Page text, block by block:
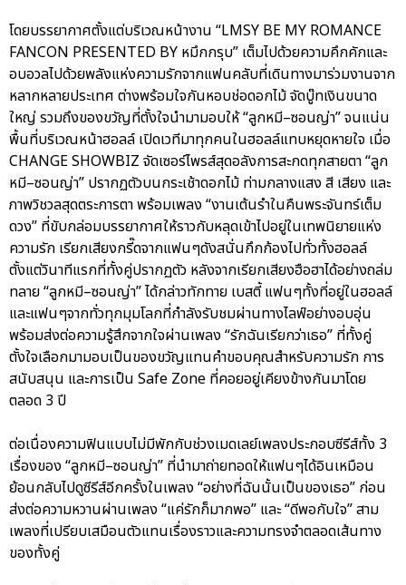
โดยบรรยากาศตั้งแต่บริเวณหน้างาน “LMSY BE MY ROMANCE
FANCON PRESENTED BY หมึกกรุบ” เต็มไปด้วยความคึกคักและ
อบอวลไปด้วยพลังแห่งความรักจากแฟนคลับที่เดินทางมาร่วมงานจาก
หลากหลายประเทศ ต่างพร้อมใจกันหอบช่อดอกไม้ จัดบู๊ทเงินขนาด
ใหญ่ รวมถึงของขวัญที่ตั้งใจนำมามอบให้ “ลูกหมี–ซอนญ่า” จนแน่น
พื้นที่บริเวณหน้าฮอลล์ เปิดเวทีมาทุกคนในฮอลล์แทบหยุดหายใจ เมื่อ
CHANGE SHOWBIZ จัดเซอร์ไพรส์สุดอลังการสะกดทุกสายตา “ลูก
หมี–ซอนญ่า” ปรากฏตัวบนกระเช้าดอกไม้ ท่ามกลางแสง สี เสียง และ
ภาพวิชวลสุดตระการตา พร้อมเพลง “งานเต้นรำในคืนพระจันทร์เต็ม
ดวง” ที่ขับกล่อมบรรยากาศให้ราวกับหลุดเข้าไปอยู่ในเทพนิยายแห่ง
ความรัก เรียกเสียงกรี๊ดจากแฟนๆดังสนั่นกึกก้องไปทั่วทั้งฮอลล์
ตั้งแต่วินาทีแรกที่ทั้งคู่ปรากฏตัว หลังจากเรียกเสียงฮือฮาได้อย่างถล่ม
ทลาย “ลูกหมี–ซอนญ่า” ได้กล่าวทักทาย เบสตี้ แฟนๆทั้งที่อยู่ในฮอลล์
และแฟนๆจากทั่วทุกมุมโลกที่กำลังรับชมผ่านทางไลฟ์อย่างอบอุ่น
พร้อมส่งต่อความรู้สึกจากใจผ่านเพลง “รักฉันเรียกว่าเธอ” ที่ทั้งคู่
ตั้งใจเลือกมามอบเป็นของขวัญแทนคำขอบคุณสำหรับความรัก การ
สนับสนุน และการเป็น Safe Zone ที่คอยอยู่เคียงข้างกันมาโดย
ตลอด 3 ปี
ต่อเนื่องความฟินแบบไม่มีพักกับช่วงเมดเลย์เพลงประกอบซีรีส์ทั้ง 3
เรื่องของ “ลูกหมี–ซอนญ่า” ที่นำมาถ่ายทอดให้แฟนๆได้อินเหมือน
ย้อนกลับไปดูซีรีส์อีกครั้งในเพลง “อย่างที่ฉันนั้นเป็นของเธอ” ก่อน
ส่งต่อความหวานผ่านเพลง “แค่รักก็มากพอ” และ “ดีพอกับใจ” สาม
เพลงที่เปรียบเสมือนตัวแทนเรื่องราวและความทรงจำตลอดเส้นทาง
ของทั้งคู่